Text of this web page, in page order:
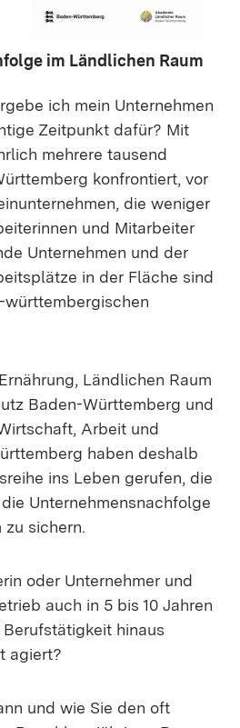
im Ländlichen Raum
ich mein Unternehmen
Zeitpunkt dafür? Mit
mehrere tausend
konfrontiert, vor
die weniger
und Mitarbeiter
Unternehmen und der
in der Fläche sind
Ländlichen Raum
Baden-Württemberg und
Arbeit und
haben deshalb
ins Leben gerufen, die
Unternehmensnachfolge
zu sichern.
oder Unternehmer und
auch in 5 bis 10 Jahren
hinaus
agiert?
und wie Sie den oft